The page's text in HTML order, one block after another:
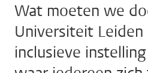
Wat moeten we
Universiteit Leiden
inclusieve